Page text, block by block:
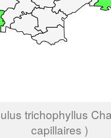
trichophyllus
capillaires )